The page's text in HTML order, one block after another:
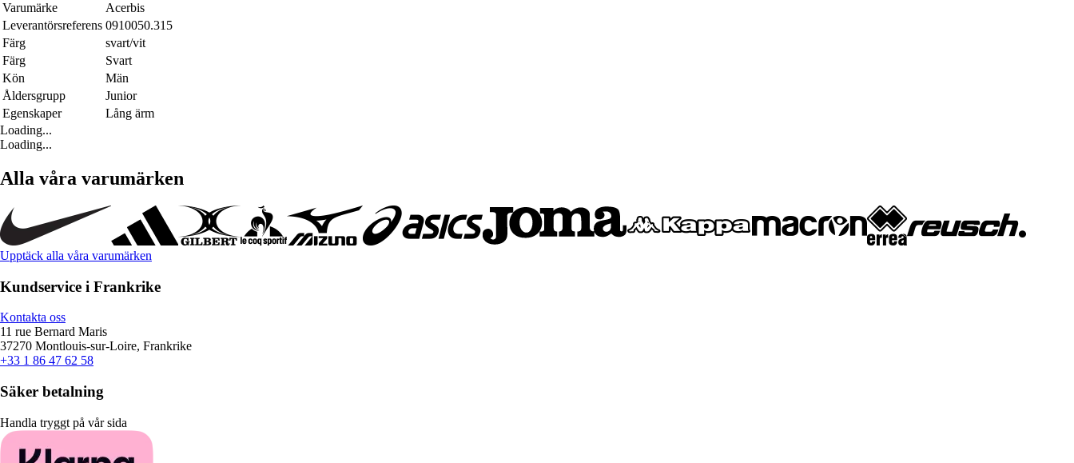
Varumärke
Acerbis
Leverantörsreferens 0910050.315
Färg
svart/vit
Färg
Svart
Kön
Män
Åldersgrupp
Junior
Egenskaper
Lång ärm
Loading...
Loading...
Alla våra varumärken
Upptäck alla våra varumärken
Kundservice i Frankrike
Kontakta oss
11 rue Bernard Maris
37270 Montlouis-sur-Loire, Frankrike
+33 1 86 47 62 58
Säker betalning
Handla tryggt på vår sida